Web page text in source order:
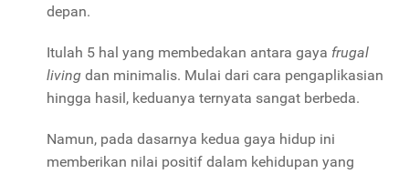
depan.
Itulah 5 hal yang membedakan antara gaya frugal
living dan minimalis. Mulai dari cara pengaplikasian
hingga hasil, keduanya ternyata sangat berbeda.
Namun, pada dasarnya kedua gaya hidup ini
memberikan nilai positif dalam kehidupan yang